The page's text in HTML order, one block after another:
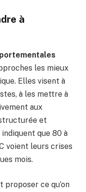
à
les mieux
Elles visent à
à les mettre à
aux
et
que 80 à
voient leurs crises
mois.
proposer ce qu’on